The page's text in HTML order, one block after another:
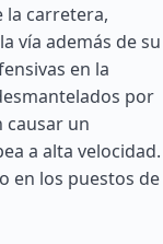
la carretera,
vía además de su
en la
por
causar un
a alta velocidad.
en los puestos de